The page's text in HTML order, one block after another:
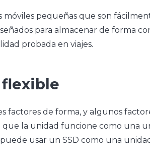
móviles pequeñas que son
para almacenar de forma
probada en viajes.
factores de forma, y algunos
que la unidad funcione como una
usar un SSD como una